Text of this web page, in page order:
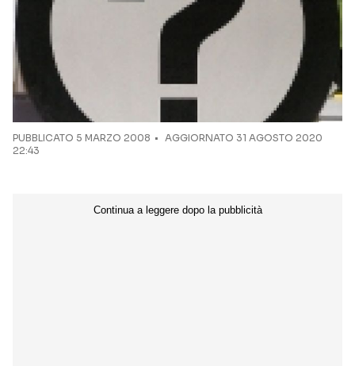
PUBBLICATO 5 MARZO 2008
AGGIORNATO 31 AGOSTO 2020
22:43